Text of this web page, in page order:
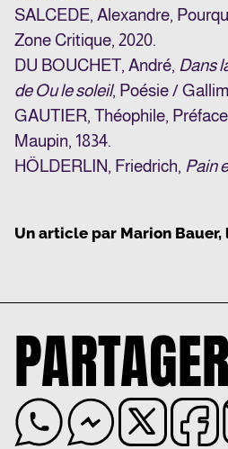
SALCEDE, Alexandre,
Zone Critique, 2020.
DU BOUCHET, André, Dans
de Ou le soleil, Poésie /
GAUTIER, Théophile,
Maupin, 1834.
HÖLDERLIN, Friedrich, Pain
Un article par Marion Bauer,
PARTAGER